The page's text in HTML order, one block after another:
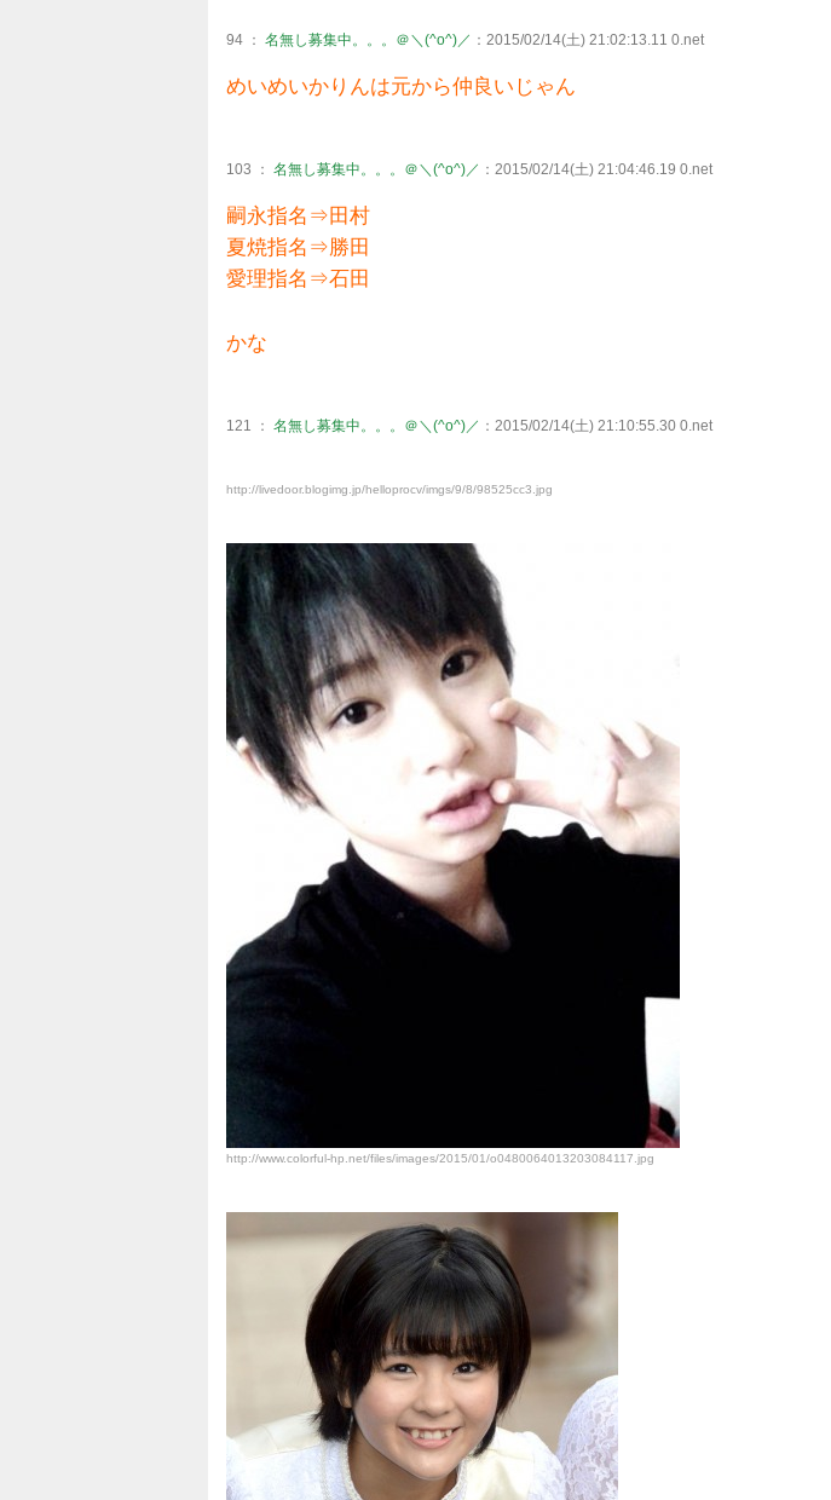
94 ： 名無し募集中。。。＠＼(^o^)／ ：2015/02/14(土) 21:02:13.11 0.net
めいめいかりんは元から仲良いじゃん
103 ： 名無し募集中。。。＠＼(^o^)／ ：2015/02/14(土) 21:04:46.19 0.net
嗣永指名⇒田村
夏焼指名⇒勝田
愛理指名⇒石田
かな
121 ： 名無し募集中。。。＠＼(^o^)／ ：2015/02/14(土) 21:10:55.30 0.net
http://livedoor.blogimg.jp/helloprocv/imgs/9/8/98525cc3.jpg
http://www.colorful-hp.net/files/images/2015/01/o0480064013203084117.jpg